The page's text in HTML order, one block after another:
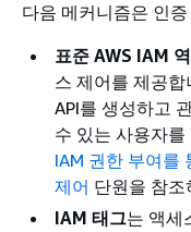
다음 메커니즘은 인
표준 AWS IAM
스 제어를 제공
API를 생성하고
수 있는 사용자
IAM 권한 부여를
제어 단원을 참조
IAM 태그는 액세